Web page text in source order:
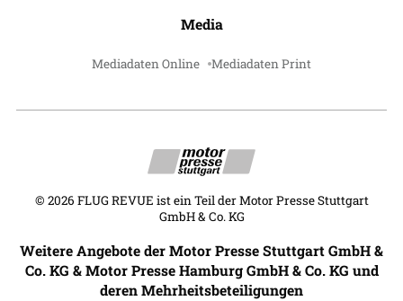
Media
Mediadaten Online Mediadaten Print
© 2026 FLUG REVUE ist ein Teil der Motor Presse Stuttgart
GmbH & Co. KG
Weitere Angebote der Motor Presse Stuttgart GmbH &
Co. KG & Motor Presse Hamburg GmbH & Co. KG und
deren Mehrheitsbeteiligungen